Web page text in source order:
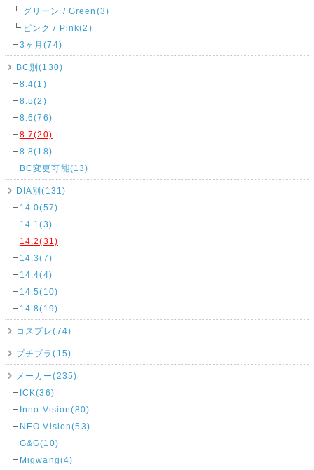
グリーン / Green(3)
ピンク / Pink(2)
3ヶ月(74)
BC別(130)
8.4(1)
8.5(2)
8.6(76)
8.7(20)
8.8(18)
BC変更可能(13)
DIA別(131)
14.0(57)
14.1(3)
14.2(31)
14.3(7)
14.4(4)
14.5(10)
14.8(19)
コスプレ(74)
プチプラ(15)
メーカー(235)
ICK(36)
Inno Vision(80)
NEO Vision(53)
G&G(10)
Migwang(4)